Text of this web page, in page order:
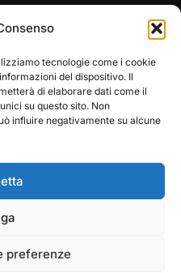
tecnologie come i cookie
del dispositivo. Il
di elaborare dati come il
su questo sito. Non
influire negativamente su alcune
preferenze
Climbing Festival. All